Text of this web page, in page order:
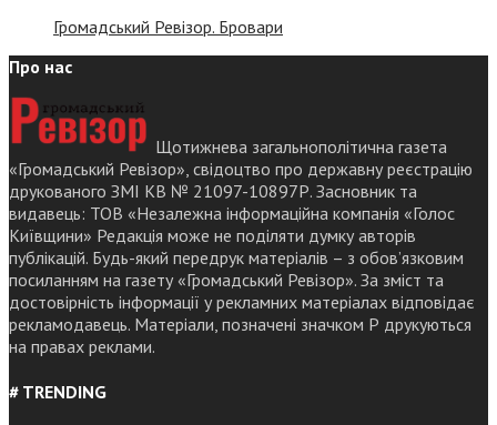
Громадський Ревізор. Бровари
Про нас
Щотижнева загальнополітична газета
«Громадський Ревізор», свідоцтво про державну реєстрацію
друкованого ЗМІ КВ № 21097-10897Р. Засновник та
видавець: ТОВ «Незалежна інформаційна компанія «Голос
Київщини» Редакція може не поділяти думку авторів
публікацій. Будь-який передрук матеріалів – з обов’язковим
посиланням на газету «Громадський Ревізор». За зміст та
достовірність інформації у рекламних матеріалах відповідає
рекламодавець. Матеріали, позначені значком Р друкуються
на правах реклами.
# TRENDING